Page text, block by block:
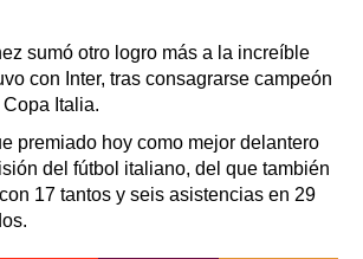
sumó otro logro más a la increíble
con Inter, tras consagrarse campeón
Italia.
premiado hoy como mejor delantero
del fútbol italiano, del que también
17 tantos y seis asistencias en 29